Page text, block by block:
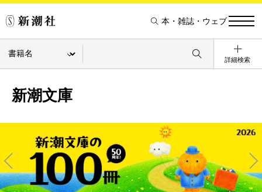
本・雑誌・ウェブ
詳細検索
新潮文庫
Pre
Ne